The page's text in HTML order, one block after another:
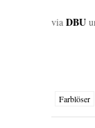
via DBU
Farblöser